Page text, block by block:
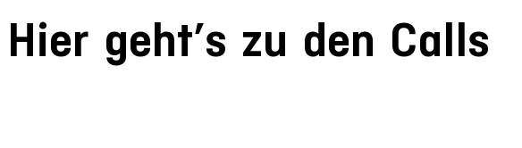
Hier geht’s zu den Calls